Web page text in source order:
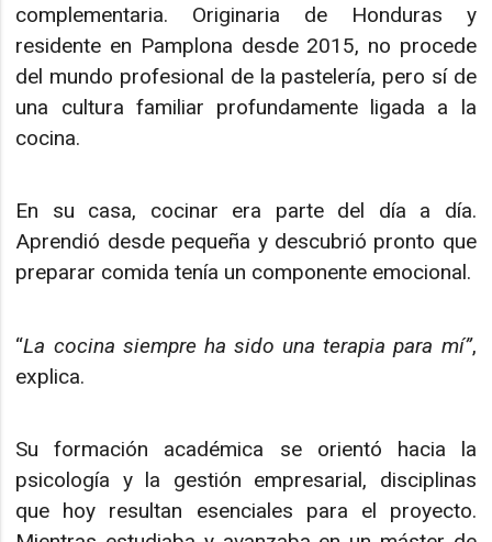
complementaria. Originaria de Honduras y
residente en Pamplona desde 2015, no procede
del mundo profesional de la pastelería, pero sí de
una cultura familiar profundamente ligada a la
cocina.
En su casa, cocinar era parte del día a día.
Aprendió desde pequeña y descubrió pronto que
preparar comida tenía un componente emocional.
“La cocina siempre ha sido una terapia para mí”,
explica.
Su formación académica se orientó hacia la
psicología y la gestión empresarial, disciplinas
que hoy resultan esenciales para el proyecto.